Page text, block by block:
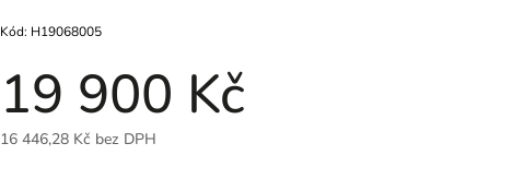
19 900 Kč
16 446,28 Kč bez DPH
Kód: H19068005